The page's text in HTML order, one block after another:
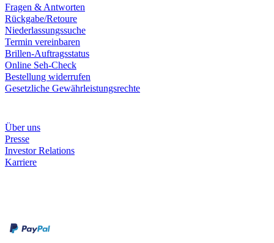
Fragen & Antworten
Rückgabe/Retoure
Niederlassungssuche
Termin vereinbaren
Brillen-Auftragsstatus
Online Seh-Check
Bestellung widerrufen
Gesetzliche Gewährleistungsrechte
Über uns
Presse
Investor Relations
Karriere